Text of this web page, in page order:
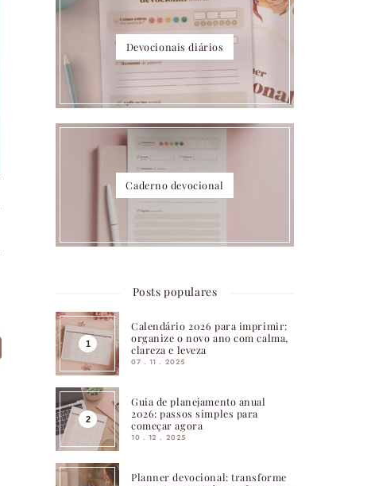
Devocionais diários
Caderno devocional
Posts populares
Calendário 2026 para imprimir:
organize o novo ano com calma,
clareza e leveza
07 . 11 . 2025
Guia de planejamento anual
2026: passos simples para
começar agora
10 . 12 . 2025
Planner devocional: transforme